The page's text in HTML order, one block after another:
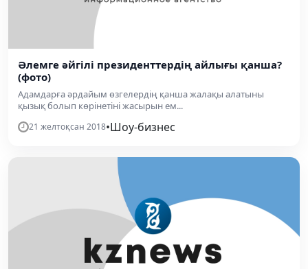
Әлемге әйгілі президенттердің айлығы қанша?
(фото)
Адамдарға әрдайым өзгелердің қанша жалақы алатыны
қызық болып көрінетіні жасырын ем...
21 желтоқсан 2018•Шоу-бизнес